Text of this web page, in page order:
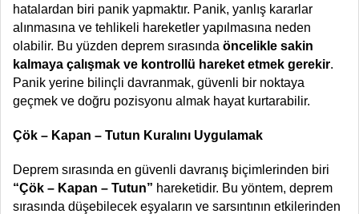
hatalardan biri panik yapmaktır. Panik, yanlış kararlar
alınmasına ve tehlikeli hareketler yapılmasına neden
olabilir. Bu yüzden deprem sırasında öncelikle sakin
kalmaya çalışmak ve kontrollü hareket etmek gerekir.
Panik yerine bilinçli davranmak, güvenli bir noktaya
geçmek ve doğru pozisyonu almak hayat kurtarabilir.
Çök – Kapan – Tutun Kuralını Uygulamak
Deprem sırasında en güvenli davranış biçimlerinden biri
“Çök – Kapan – Tutun” hareketidir. Bu yöntem, deprem
sırasında düşebilecek eşyaların ve sarsıntının etkilerinden